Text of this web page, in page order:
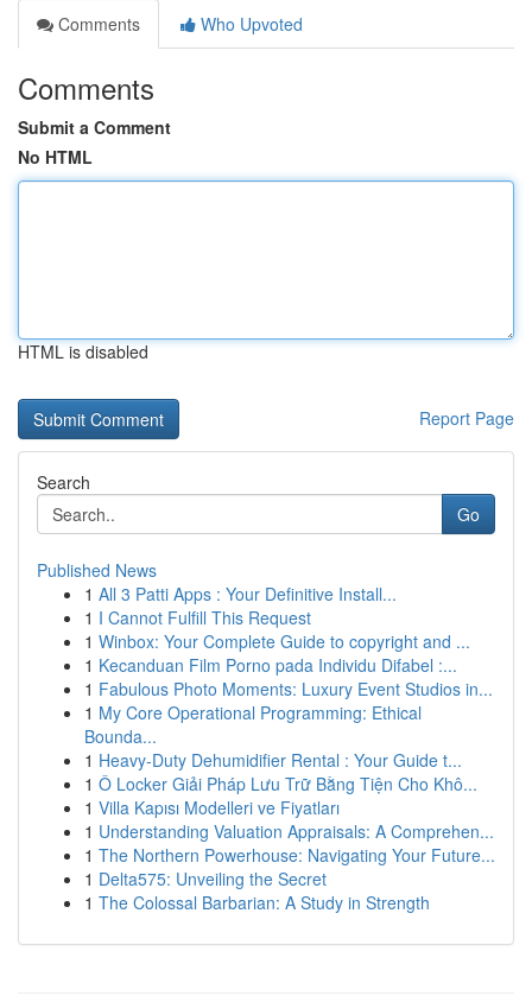
Comments
Who Upvoted
Comments
Submit a Comment
No HTML
HTML is disabled
Report Page
Search
Go
Published News
1 All 3 Patti Apps : Your Definitive Install...
1 I Cannot Fulfill This Request
1 Winbox: Your Complete Guide to copyright and ...
1 Kecanduan Film Porno pada Individu Difabel :...
1 Fabulous Photo Moments: Luxury Event Studios in...
1 My Core Operational Programming: Ethical
Bounda...
1 Heavy-Duty Dehumidifier Rental : Your Guide t...
1 Ô Locker Giải Pháp Lưu Trữ Bằng Tiện Cho Khô...
1 Villa Kapısı Modelleri ve Fiyatları
1 Understanding Valuation Appraisals: A Comprehen...
1 The Northern Powerhouse: Navigating Your Future...
1 Delta575: Unveiling the Secret
1 The Colossal Barbarian: A Study in Strength